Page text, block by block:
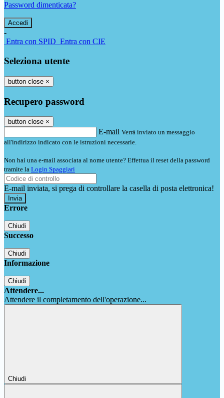
Password dimenticata?
-
Entra con SPID Entra con CIE
Seleziona utente
button close ×
Recupero password
button close ×
E-mail Verrà inviato un messaggio
all'indirizzo indicato con le istruzioni necessarie.
Non hai una e-mail associata al nome utente? Effettua il reset della password
tramite la Login Spaggiari
E-mail inviata, si prega di controllare la casella di posta elettronica!
Errore
Chiudi
Successo
Chiudi
Informazione
Chiudi
Attendere...
Attendere il completamento dell'operazione...
Chiudi